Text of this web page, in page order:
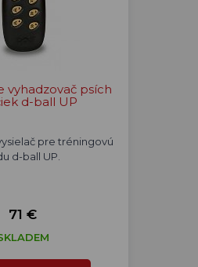
vyhadzovač psích
d-ball UP
pre tréningovú
d-ball UP.
71 €